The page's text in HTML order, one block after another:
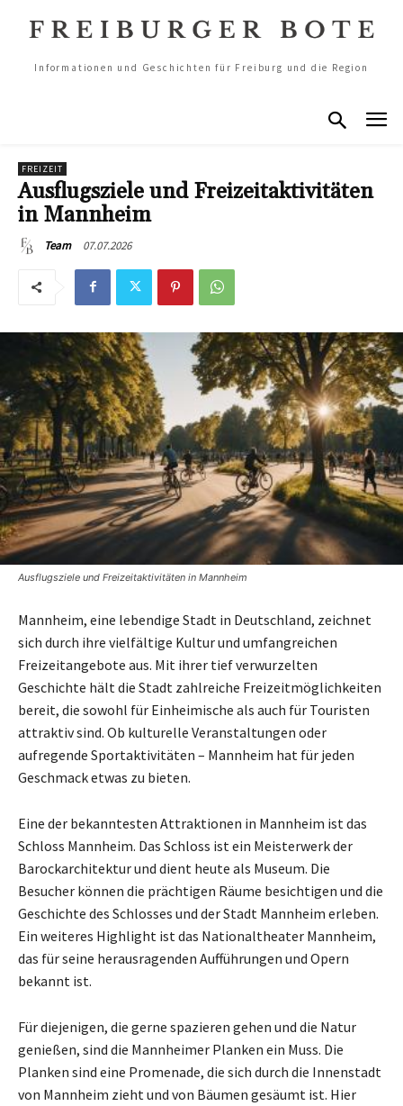
Informationen und Geschichten für Freiburg und die Region
FREIZEIT
Ausflugsziele und Freizeitaktivitäten
in Mannheim
Team 07.07.2026
Ausflugsziele und Freizeitaktivitäten in Mannheim
Mannheim, eine lebendige Stadt in Deutschland, zeichnet
sich durch ihre vielfältige Kultur und umfangreichen
Freizeitangebote aus. Mit ihrer tief verwurzelten
Geschichte hält die Stadt zahlreiche Freizeitmöglichkeiten
bereit, die sowohl für Einheimische als auch für Touristen
attraktiv sind. Ob kulturelle Veranstaltungen oder
aufregende Sportaktivitäten – Mannheim hat für jeden
Geschmack etwas zu bieten.
Eine der bekanntesten Attraktionen in Mannheim ist das
Schloss Mannheim. Das Schloss ist ein Meisterwerk der
Barockarchitektur und dient heute als Museum. Die
Besucher können die prächtigen Räume besichtigen und die
Geschichte des Schlosses und der Stadt Mannheim erleben.
Ein weiteres Highlight ist das Nationaltheater Mannheim,
das für seine herausragenden Aufführungen und Opern
bekannt ist.
Für diejenigen, die gerne spazieren gehen und die Natur
genießen, sind die Mannheimer Planken ein Muss. Die
Planken sind eine Promenade, die sich durch die Innenstadt
von Mannheim zieht und von Bäumen gesäumt ist. Hier